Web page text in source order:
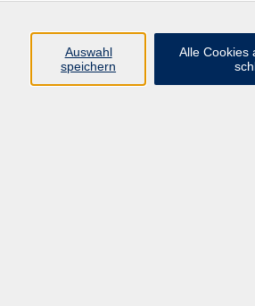
Auswahl
speichern
Alle Cookies